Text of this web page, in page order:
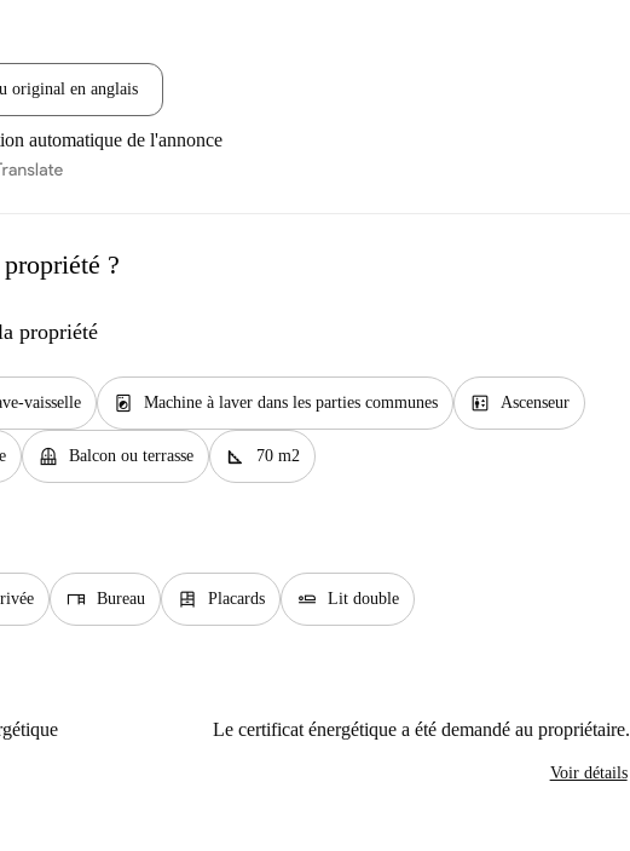
original en anglais
automatique de l'annonce
?
propriété
vaisselle local_laundry_service Machine à laver dans les parties communes elevator Ascenseur
balcony Balcon ou terrasse square_foot 70 m2
desk Bureau dresser Placards airline_seat_flat Lit double
Le certificat énergétique a été demandé au propriétaire.
Voir détails